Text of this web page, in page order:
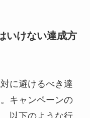
いけない達成方
に避けるべき達
キャンペーンの